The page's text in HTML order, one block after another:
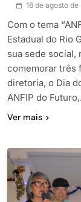
16 de agosto de
Com o tema
Estadual do Rio
sua sede social,
comemorar três
diretoria, o Dia
ANFIP do
Ver mais